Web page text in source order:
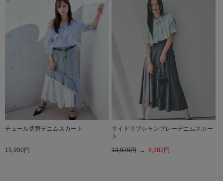
チュール切替デニムスカート
15,950円
サイドリブシャンブレーデニムスカー
ト
13,970円 → 8,382円